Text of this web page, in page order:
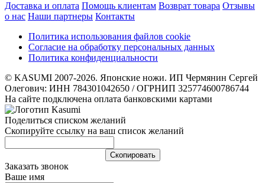
Доставка и оплата Помощь клиентам Возврат товара Отзывы
о нас Наши партнеры Контакты
Политика использования файлов cookie
Согласие на обработку персональных данных
Политика конфиденциальности
© KASUMI 2007-2026. Японские ножи. ИП Чермянин Сергей
Олегович: ИНН 784301042650 / ОГРНИП 325774600786744
На сайте подключена оплата банковскими картами
Поделиться списком желаний
Скопируйте ссылку на ваш список желаний
Cкопировать
Заказать звонок
Ваше имя